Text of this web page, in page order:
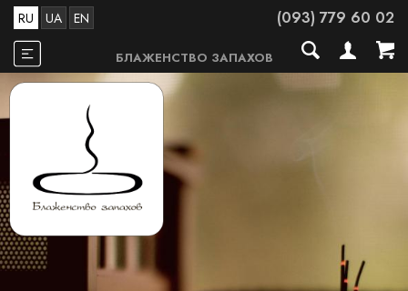
RU UA EN (093) 779 60 02
БЛАЖЕНСТВО ЗАПАХОВ